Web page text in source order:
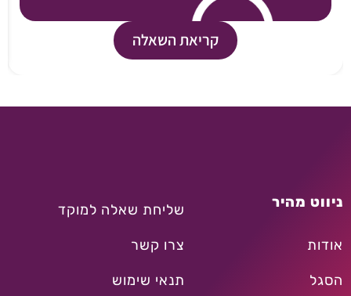
קריאת השאלה
ניווט מהיר
אודות
הסגל
שליחת שאלה למוקד
צרו קשר
תנאי שימוש